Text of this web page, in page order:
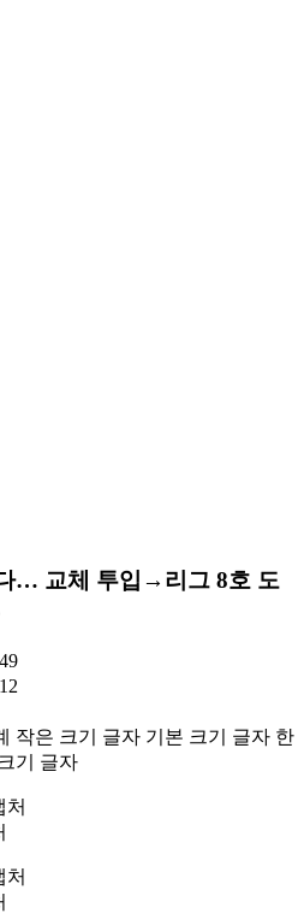
… 교체 투입→리그 8호 도
작은 크기 글자 기본 크기 글자 한
기 글자